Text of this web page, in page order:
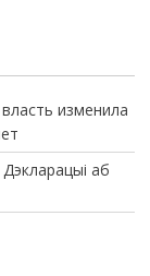
изменила
аб